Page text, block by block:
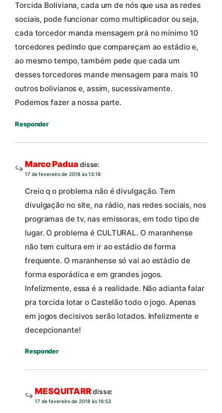
Torcida Boliviana, cada um de nós que usa as redes
sociais, pode funcionar como multiplicador ou seja,
cada torcedor manda mensagem prá no mínimo 10
torcedores pedindo que compareçam ao estádio e,
ao mesmo tempo, também pede que cada um
desses torcedores mande mensagem para mais 10
outros bolivianos e, assim, sucessivamente.
Podemos fazer a nossa parte.
Responder
Marco Paduadisse:
17 de fevereiro de 2018 às 13:18
Creio q o problema não é divulgação. Tem
divulgação no site, na rádio, nas redes sociais, nos
programas de tv, nas emissoras, em todo tipo de
lugar. O problema é CULTURAL. O maranhense
não tem cultura em ir ao estádio de forma
frequente. O maranhense só vai ao estádio de
forma esporádica e em grandes jogos.
Infelizmente, essa é a realidade. Não adianta falar
pra torcida lotar o Castelão todo o jogo. Apenas
em jogos decisivos serão lotados. Infelizmente e
decepcionante!
Responder
MESQUITARRdisse:
17 de fevereiro de 2018 às 16:53